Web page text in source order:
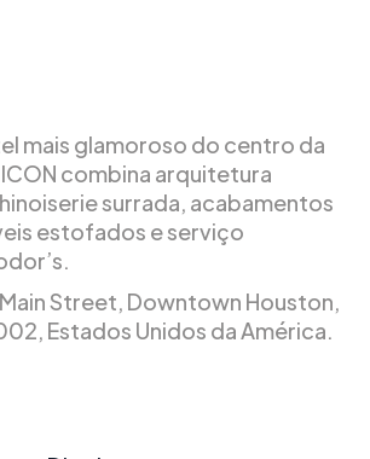
mais glamoroso do centro da
combina arquitetura
surrada, acabamentos
estofados e serviço
Street, Downtown Houston,
Estados Unidos da América.